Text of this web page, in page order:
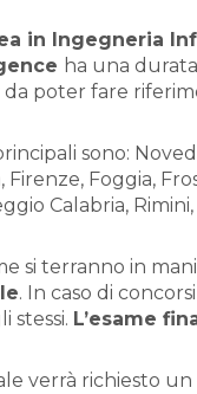
in Ingegneria
ha una
poter fare
sono:
Firenze, Foggia,
Calabria,
si terranno in
. In caso di
stessi. L’esame
verrà richiesto